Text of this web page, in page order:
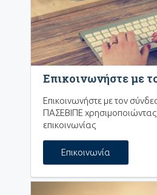
Επικοινωνήστε με
Επικοινωνήστε με τον
ΠΑΣΕΒΙΠΕ
επικοινωνίας
Επικοινωνία